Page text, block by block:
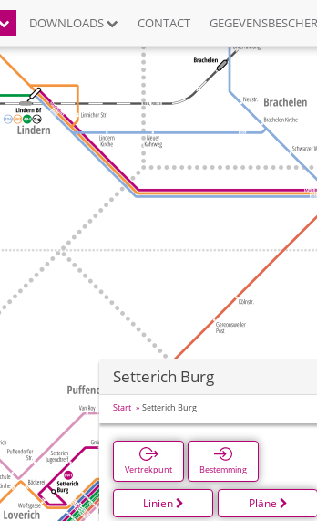
DOWNLOADS CONTACT
Setterich Burg
Start Setterich Burg
Vertrekpunt Bestemming
Linien Pläne